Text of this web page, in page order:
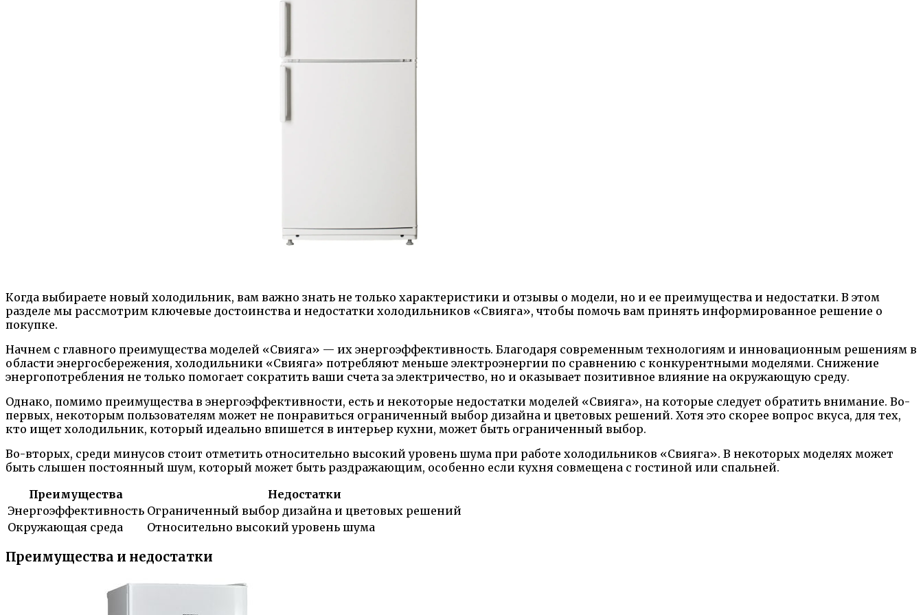
Когда выбираете новый холодильник, вам важно знать не только характеристики и отзывы о модели, но и ее преимущества и недостатки. В этом
разделе мы рассмотрим ключевые достоинства и недостатки холодильников «Свияга», чтобы помочь вам принять информированное решение о
покупке.
Начнем с главного преимущества моделей «Свияга» — их энергоэффективность. Благодаря современным технологиям и инновационным решениям в
области энергосбережения, холодильники «Свияга» потребляют меньше электроэнергии по сравнению с конкурентными моделями. Снижение
энергопотребления не только помогает сократить ваши счета за электричество, но и оказывает позитивное влияние на окружающую среду.
Однако, помимо преимущества в энергоэффективности, есть и некоторые недостатки моделей «Свияга», на которые следует обратить внимание. Во-
первых, некоторым пользователям может не понравиться ограниченный выбор дизайна и цветовых решений. Хотя это скорее вопрос вкуса, для тех,
кто ищет холодильник, который идеально впишется в интерьер кухни, может быть ограниченный выбор.
Во-вторых, среди минусов стоит отметить относительно высокий уровень шума при работе холодильников «Свияга». В некоторых моделях может
быть слышен постоянный шум, который может быть раздражающим, особенно если кухня совмещена с гостиной или спальней.
Преимущества
Недостатки
Энергоэффективность Ограниченный выбор дизайна и цветовых решений
Окружающая среда
Относительно высокий уровень шума
Преимущества и недостатки